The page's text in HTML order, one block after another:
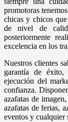
promotoras
chicas y chicos
de nivel de
posteriormente
excelencia en los
Nuestros clientes
garantía de
ejecución del
confianza.
azafatas de
azafatas de ferias,
eventos y cualquier